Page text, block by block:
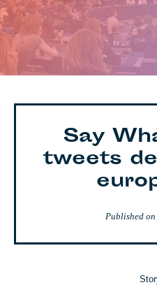
Say
tweets
Published on